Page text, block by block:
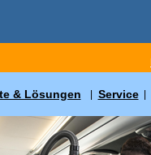
& Lösungen Service